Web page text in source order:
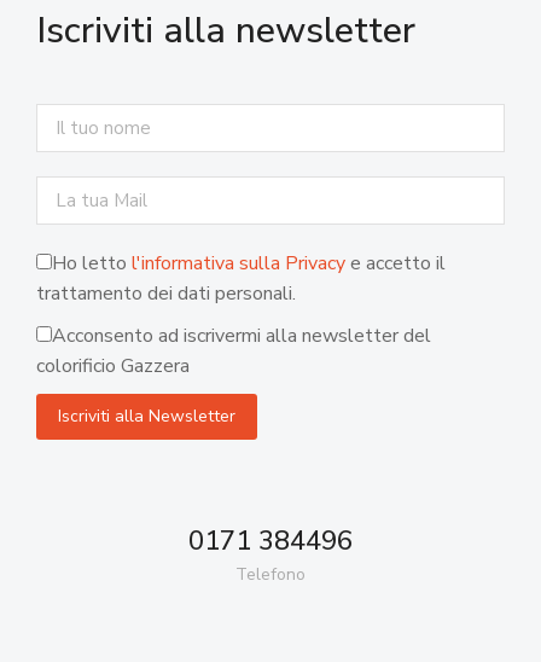
Iscriviti alla newsletter
Ho letto l'informativa sulla Privacye accetto il
trattamento dei dati personali.
Acconsento ad iscrivermi alla newsletter del
colorificio Gazzera
0171 384496
Telefono